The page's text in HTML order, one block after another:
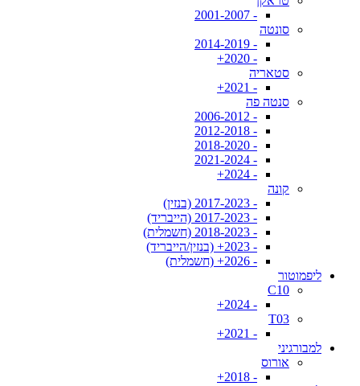
- 2001-2007
סונטה
- 2014-2019
- 2020+
סטאריה
- 2021+
סנטה פה
- 2006-2012
- 2012-2018
- 2018-2020
- 2021-2024
- 2024+
קונה
- 2017-2023 (בנזין)
- 2017-2023 (הייבריד)
- 2018-2023 (חשמלית)
- 2023+ (בנזין/הייבריד)
- 2026+ (חשמלית)
ליפמוטור
C10
- 2024+
T03
- 2021+
למבורגיני
אורוס
- 2018+